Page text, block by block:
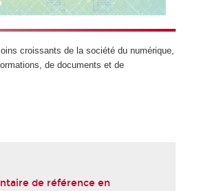
croissants de la société du numérique,
de documents et de
de référence en